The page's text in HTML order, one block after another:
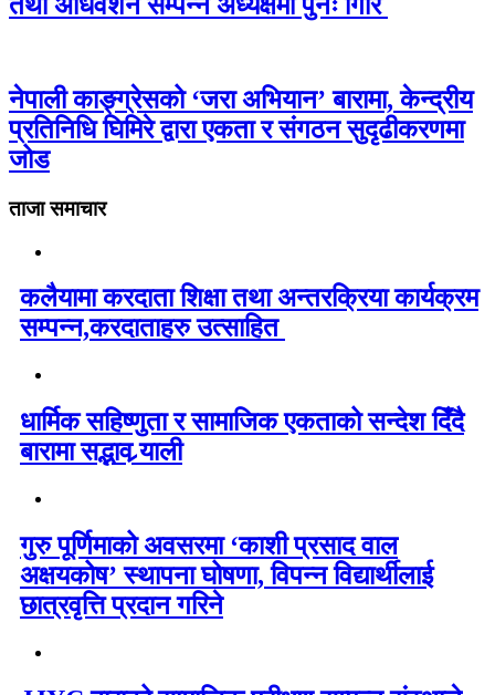
नेपाली काङ्ग्रेसको ‘जरा अभियान’ बारामा, केन्द्रीय
प्रतिनिधि घिमिरे द्वारा एकता र संगठन सुदृढीकरणमा
जोड
ताजा समाचार
कलैयामा करदाता शिक्षा तथा अन्तरक्रिया कार्यक्रम
सम्पन्न,करदाताहरु उत्साहित
धार्मिक सहिष्णुता र सामाजिक एकताको सन्देश दिँदै
बारामा सद्भाव र्‍याली
गुरु पूर्णिमाको अवसरमा ‘काशी प्रसाद वाल
अक्षयकोष’ स्थापना घोषणा, विपन्न विद्यार्थीलाई
छात्रवृत्ति प्रदान गरिने